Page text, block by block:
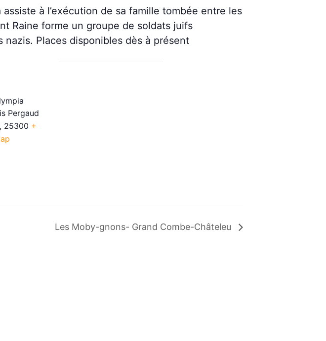
à l’exécution de sa famille tombée entre les
Raine forme un groupe de soldats juifs
Places disponibles dès à présent
Pergaud
, 25300 +
Les Moby-gnons- Grand Combe-Châteleu